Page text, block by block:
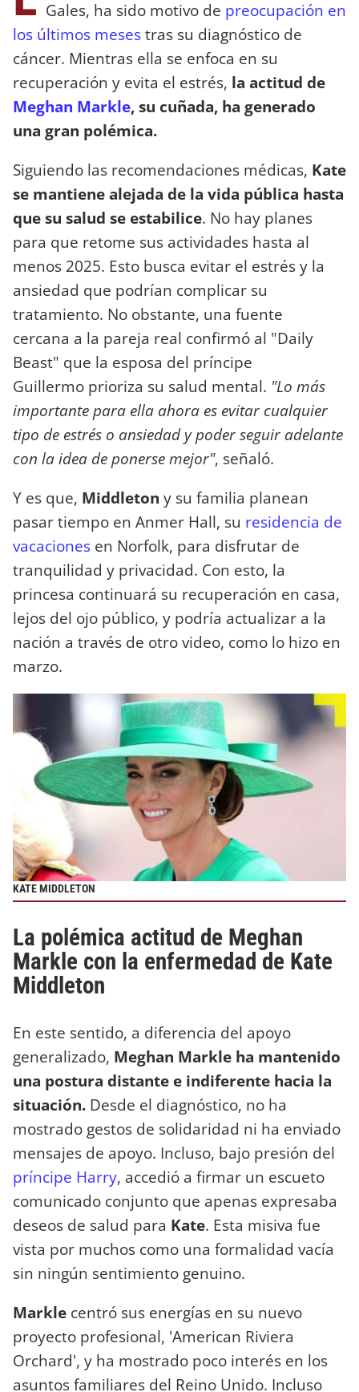
Gales, ha sido motivo de preocupación en
los últimos mesestras su diagnóstico de
cáncer. Mientras ella se enfoca en su
recuperación y evita el estrés, la actitud de
Meghan Markle, su cuñada, ha generado
una gran polémica.
Siguiendo las recomendaciones médicas, Kate
se mantiene alejada de la vida pública hasta
que su salud se estabilice. No hay planes
para que retome sus actividades hasta al
menos 2025. Esto busca evitar el estrés y la
ansiedad que podrían complicar su
tratamiento. No obstante, una fuente
cercana a la pareja real confirmó al "Daily
Beast" que la esposa del príncipe
Guillermo prioriza su salud mental. "Lo más
importante para ella ahora es evitar cualquier
tipo de estrés o ansiedad y poder seguir adelante
con la idea de ponerse mejor", señaló.
Y es que, Middleton y su familia planean
pasar tiempo en Anmer Hall, su residencia de
vacaciones en Norfolk, para disfrutar de
tranquilidad y privacidad. Con esto, la
princesa continuará su recuperación en casa,
lejos del ojo público, y podría actualizar a la
nación a través de otro video, como lo hizo en
marzo.
KATE MIDDLETON
La polémica actitud de Meghan
Markle con la enfermedad de Kate
Middleton
En este sentido, a diferencia del apoyo
generalizado, Meghan Markle ha mantenido
una postura distante e indiferente hacia la
situación. Desde el diagnóstico, no ha
mostrado gestos de solidaridad ni ha enviado
mensajes de apoyo. Incluso, bajo presión del
príncipe Harry, accedió a firmar un escueto
comunicado conjunto que apenas expresaba
deseos de salud para Kate. Esta misiva fue
vista por muchos como una formalidad vacía
sin ningún sentimiento genuino.
Markle centró sus energías en su nuevo
proyecto profesional, 'American Riviera
Orchard', y ha mostrado poco interés en los
asuntos familiares del Reino Unido. Incluso